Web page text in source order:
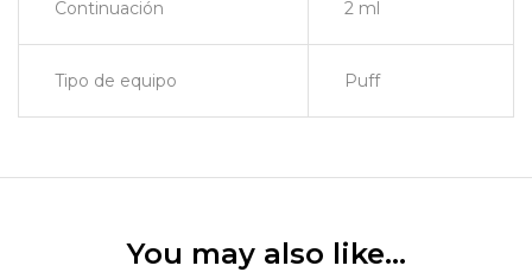
Continuación 2 ml
Tipo de equipo Puff
You may also like…